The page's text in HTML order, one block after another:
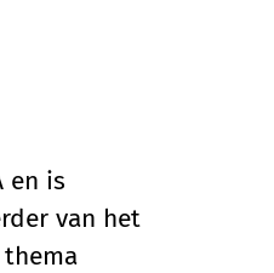
en is
van het
thema